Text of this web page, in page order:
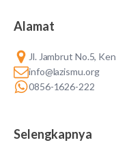
Alamat
Jl. Jambrut No.5,
info@lazismu.org
0856-1626-222
Selengkapnya